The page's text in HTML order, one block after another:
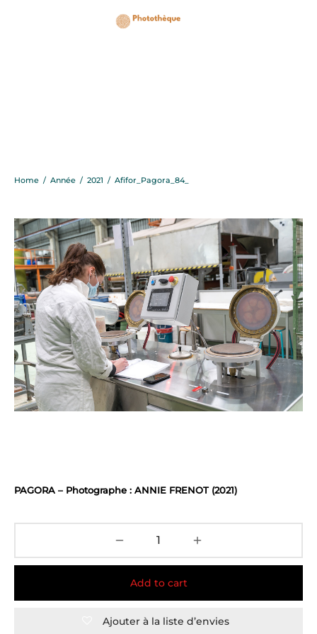
Home / Année / 2021 / Afifor_Pagora_84_
PAGORA – Photographe : ANNIE FRENOT (2021)
Add to cart
Ajouter à la liste d’envies